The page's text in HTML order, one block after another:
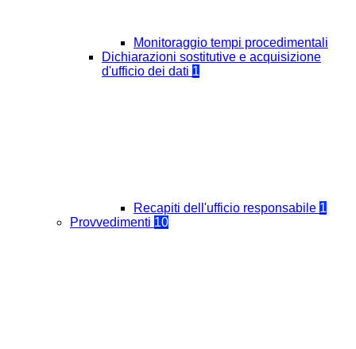
Monitoraggio tempi procedimentali
Dichiarazioni sostitutive e acquisizione
d'ufficio dei dati 1
Recapiti dell'ufficio responsabile 1
Provvedimenti 10